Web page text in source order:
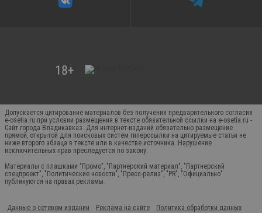
Допускается цитирование материалов без получения предварительного согласия
e-osetia.ru при условии размещения в тексте обязательной ссылки на e-osetia.ru -
Сайт города Владикавказ. Для интернет-изданий обязательно размещение
прямой, открытой для поисковых систем гиперссылки на цитируемые статьи не
ниже второго абзаца в тексте или в качестве источника. Нарушение
исключительных прав преследуется по закону.
Материалы с плашками "Промо", "Партнерский материал", "Партнерский
спецпроект", "Политические новости", "Пресс-релиз", "PR", "Официально"
публикуются на правах рекламы.
Данные о сетевом издании Реклама на сайте Политика обработки данных